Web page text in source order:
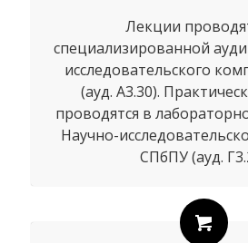
Лекции
специализированной
исследовательского
(ауд. А3.30).
проводятся в
Научно-
СПбПУ (ауд.